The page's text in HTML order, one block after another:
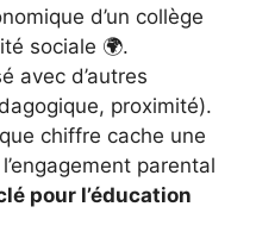
d’un collège
sociale 🌍.
avec d’autres
proximité).
chiffre cache une
parental
pour l’éducation